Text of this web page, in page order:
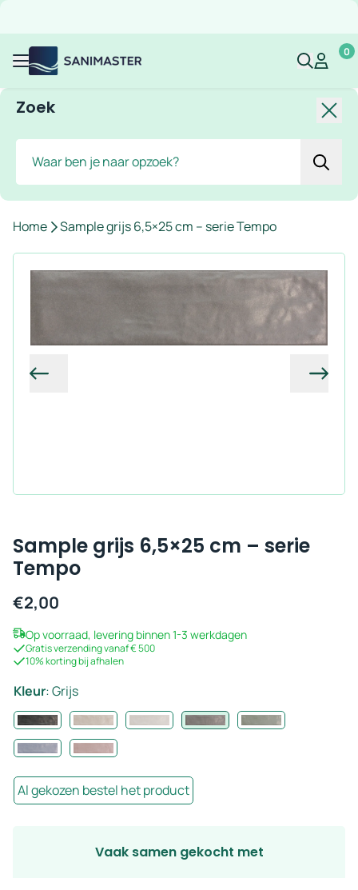
MenuSanimaster MijnMijn
0
Zoek
Home Sample grijs 6,5×25 cm – serie Tempo
Vorige
Sample grijs 6,5×25 cm – serie
Tempo
€2,00
Op voorraad, levering binnen 1-3 werkdagen
Gratis verzending vanaf € 500
10% korting bij afhalen
Kleur:Grijs
Al gekozen bestel het product
Vaak samen gekocht met